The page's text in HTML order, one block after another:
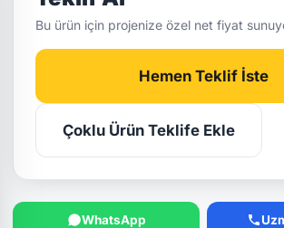
Bu ürün için projenize özel net fiyat
Hemen Teklif İste
Çoklu Ürün Teklife Ekle
WhatsApp